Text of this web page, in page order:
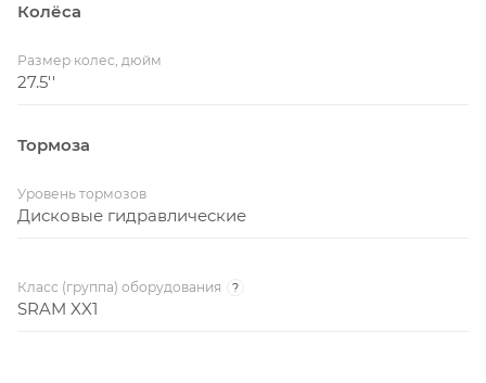
Колёса
Размер колес, дюйм
27.5''
Тормоза
Уровень тормозов
Дисковые гидравлические
Класс (группа) оборудования ?
SRAM XX1